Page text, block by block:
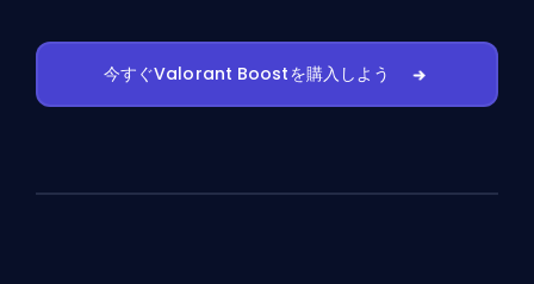
今すぐValorant Boostを購入しよう